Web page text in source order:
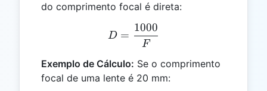
do comprimento focal é direta:
D = \frac{1000}{F}
D =
F
1000
Exemplo de Cálculo: Se o comprimento
focal de uma lente é 20 mm: